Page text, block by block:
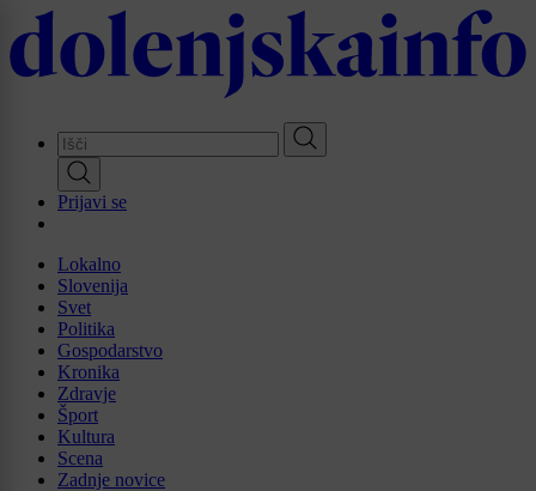
Skip
to
main
Prijavi se
Lokalno
Slovenija
Svet
Politika
Gospodarstvo
Kronika
Zdravje
Šport
Kultura
Scena
Zadnje novice